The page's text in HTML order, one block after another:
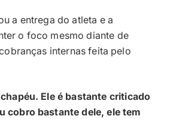
a entrega do atleta e a
o foco mesmo diante de
internas feita pelo
Ele é bastante criticado
cobro bastante dele, ele tem